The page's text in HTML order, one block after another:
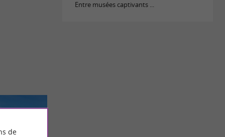
Entre musées captivants ...
de